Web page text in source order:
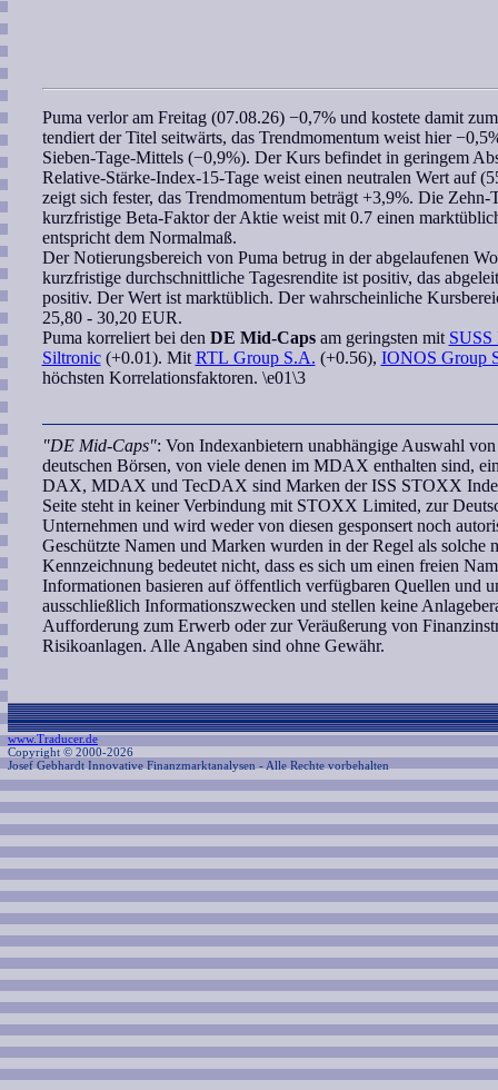
Puma verlor am Freitag (07.08.26) −0,7% und kostete damit
tendiert der Titel seitwärts, das Trendmomentumweist hier
Sieben-Tage-Mittels (−0,9%). Der Kurs befindet in geringem
Relative-Stärke-Index-15-Tageweist einen neutralen Wert auf
zeigt sich fester, das Trendmomentumbeträgt +3,9%. Die Zehn-
kurzfristige Beta-Faktorder Aktie weist mit 0.7 einen
entspricht dem Normalmaß.
Der Notierungsbereich von Puma betrug in der abgelaufenen
kurzfristige durchschnittliche Tagesrendite ist positiv, das
positiv. Der Wert ist marktüblich. Derwahrscheinliche
25,80 - 30,20 EUR.
Puma korreliertbei den DE Mid-Capsam geringsten mit SUSS
Siltronic(+0.01). Mit RTL Group S.A. (+0.56), IONOS Group
höchsten Korrelationsfaktoren. \e01\3
"DE Mid-Caps": Von Indexanbietern unabhängige Auswahl
deutschen Börsen, von viele denen im MDAX enthalten sind,
DAX, MDAX und TecDAX sind Marken der ISS STOXX
Seite steht in keiner Verbindung mit STOXX Limited, zur
Unternehmen und wird weder von diesen gesponsert noch
Geschützte Namen und Marken wurden in der Regel als solche
Kennzeichnung bedeutet nicht, dass es sich um einen freien
Informationen basieren auf öffentlich verfügbaren Quellen und
ausschließlich Informationszwecken und stellen keine
Aufforderung zum Erwerb oder zur Veräußerung von
Risikoanlagen. Alle Angaben sind ohne Gewähr.
www.Traducer.de
Copyright © 2000-2026
Josef Gebhardt Innovative Finanzmarktanalysen - Alle Rechte vorbehalten